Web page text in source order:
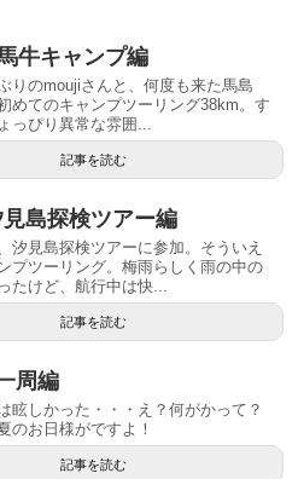
牛キャンプ編
りのmoujiさんと、何度も来た馬島
めてのキャンプツーリング38km。す
っぴり異常な雰囲...
記事を読む
島探検ツアー編
汐見島探検ツアーに参加。そういえ
プツーリング。梅雨らしく雨の中の
たけど、航行中は快...
記事を読む
周編
眩しかった・・・え？何がかって？
のお日様がですよ！
記事を読む